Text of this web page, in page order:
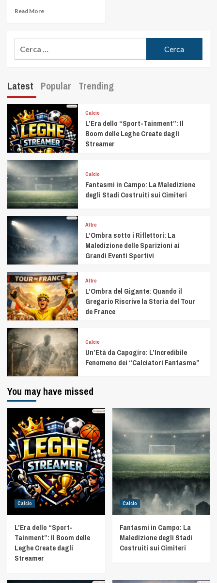
Read More
Latest Popular Trending
Calcio
L’Era dello “Sport-Tainment”: Il
Boom delle Leghe Create dagli
Streamer
Calcio
Fantasmi in Campo: La Maledizione
degli Stadi Costruiti sui Cimiteri
Altro
L’Ombra sotto i Riflettori: La
Maledizione delle Sparizioni ai
Grandi Eventi Sportivi
Altro
L’Ombra del Gigante: Quando il
Gregario Riscrive la Storia del Tour
de France
Calcio
Un’Età da Capogiro: L’Incredibile
Fenomeno dei “Calciatori Fantasma”
You may have missed
Calcio
L’Era dello “Sport-
Tainment”: Il Boom delle
Leghe Create dagli
Streamer
Calcio
Fantasmi in Campo: La
Maledizione degli Stadi
Costruiti sui Cimiteri